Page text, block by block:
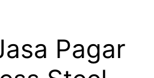
Pagar